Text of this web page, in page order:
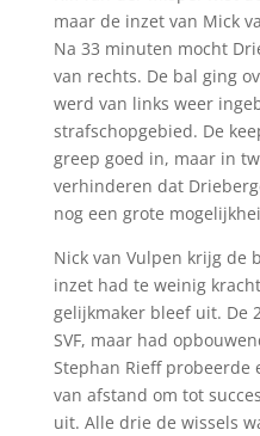
maar de inzet van Mick
Na 33 minuten mocht
van rechts. De bal ging
werd van links weer
strafschopgebied. De
greep goed in, maar in
verhinderen dat
nog een grote
Nick van Vulpen krijg de
inzet had te weinig
gelijkmaker bleef uit. De
SVF, maar had
Stephan Rieff probeerde
van afstand om tot
uit. Alle drie de wissels